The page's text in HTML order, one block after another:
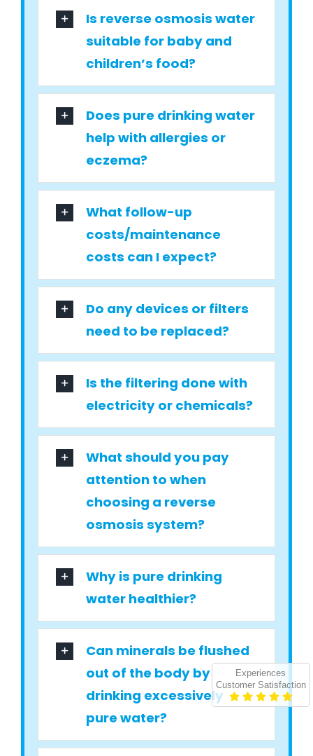
Is reverse osmosis water
suitable for baby and
children’s food?
Does pure drinking water
help with allergies or
eczema?
What follow-up
costs/maintenance
costs can I expect?
Do any devices or filters
need to be replaced?
Is the filtering done with
electricity or chemicals?
What should you pay
attention to when
choosing a reverse
osmosis system?
Why is pure drinking
water healthier?
Can minerals be flushed
out of the body by
drinking excessively
pure water?
Experiences
Customer Satisfaction